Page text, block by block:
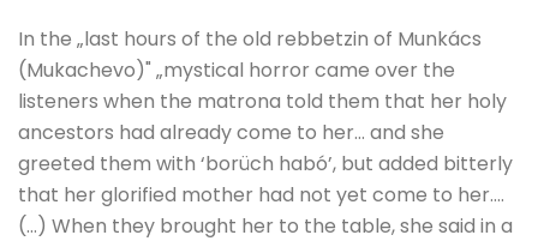
In the „last hours of the old rebbetzin of Munkács
(Mukachevo)" „mystical horror came over the
listeners when the matrona told them that her holy
ancestors had already come to her… and she
greeted them with ‘borüch habó’, but added bitterly
that her glorified mother had not yet come to her….
(…) When they brought her to the table, she said in a